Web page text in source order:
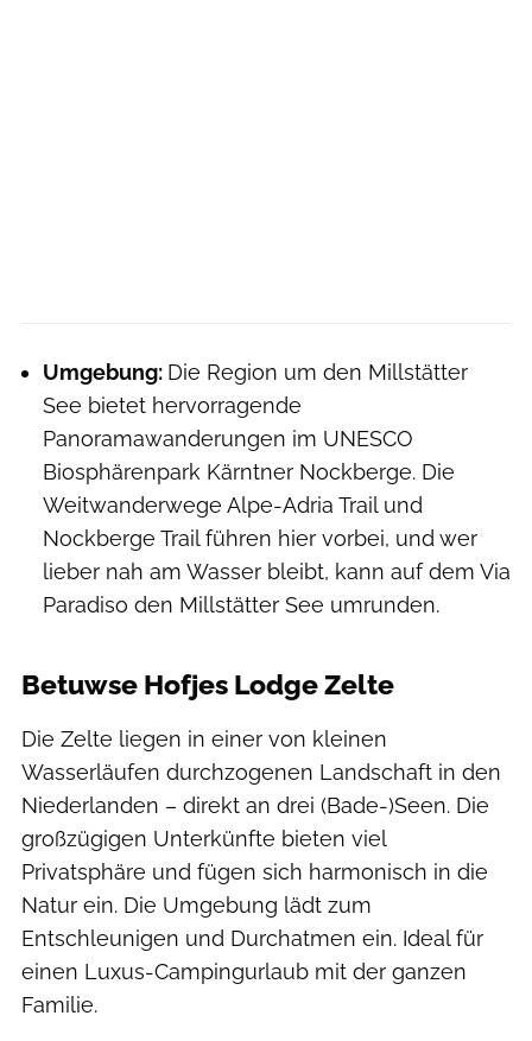
Umgebung: Die Region um den Millstätter
See bietet hervorragende
Panoramawanderungen im UNESCO
Biosphärenpark Kärntner Nockberge. Die
Weitwanderwege Alpe-Adria Trail und
Nockberge Trail führen hier vorbei, und wer
lieber nah am Wasser bleibt, kann auf dem Via
Paradiso den Millstätter See umrunden.
Betuwse Hofjes Lodge Zelte
Die Zelte liegen in einer von kleinen
Wasserläufen durchzogenen Landschaft in den
Niederlanden – direkt an drei (Bade-)Seen. Die
großzügigen Unterkünfte bieten viel
Privatsphäre und fügen sich harmonisch in die
Natur ein. Die Umgebung lädt zum
Entschleunigen und Durchatmen ein. Ideal für
einen Luxus-Campingurlaub mit der ganzen
Familie.